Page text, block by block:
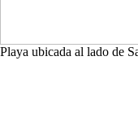
Playa ubicada al lado de